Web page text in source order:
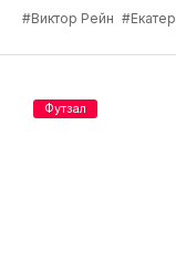
#Виктор Рейн
Футзал